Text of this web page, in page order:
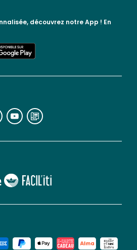
lien vers Faciliti
lien vers l'espace réseaux sociaux lien vers le blog la redoute
découvrez notre App ! En